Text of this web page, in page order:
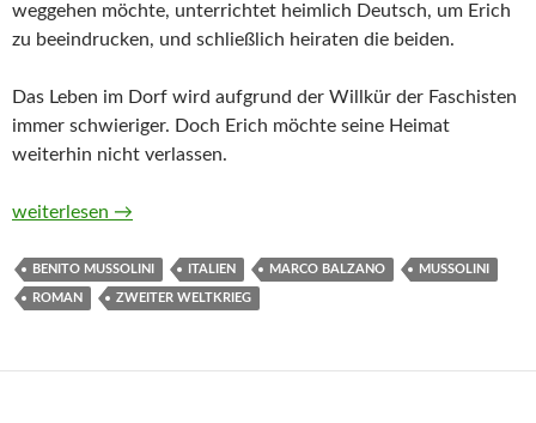
weggehen möchte, unterrichtet heimlich Deutsch, um Erich
zu beeindrucken, und schließlich heiraten die beiden.
Das Leben im Dorf wird aufgrund der Willkür der Faschisten
immer schwieriger. Doch Erich möchte seine Heimat
weiterhin nicht verlassen.
Ich bleibe hier von Marco Balzano
weiterlesen →
BENITO MUSSOLINI ITALIEN MARCO BALZANO MUSSOLINI
ROMAN ZWEITER WELTKRIEG